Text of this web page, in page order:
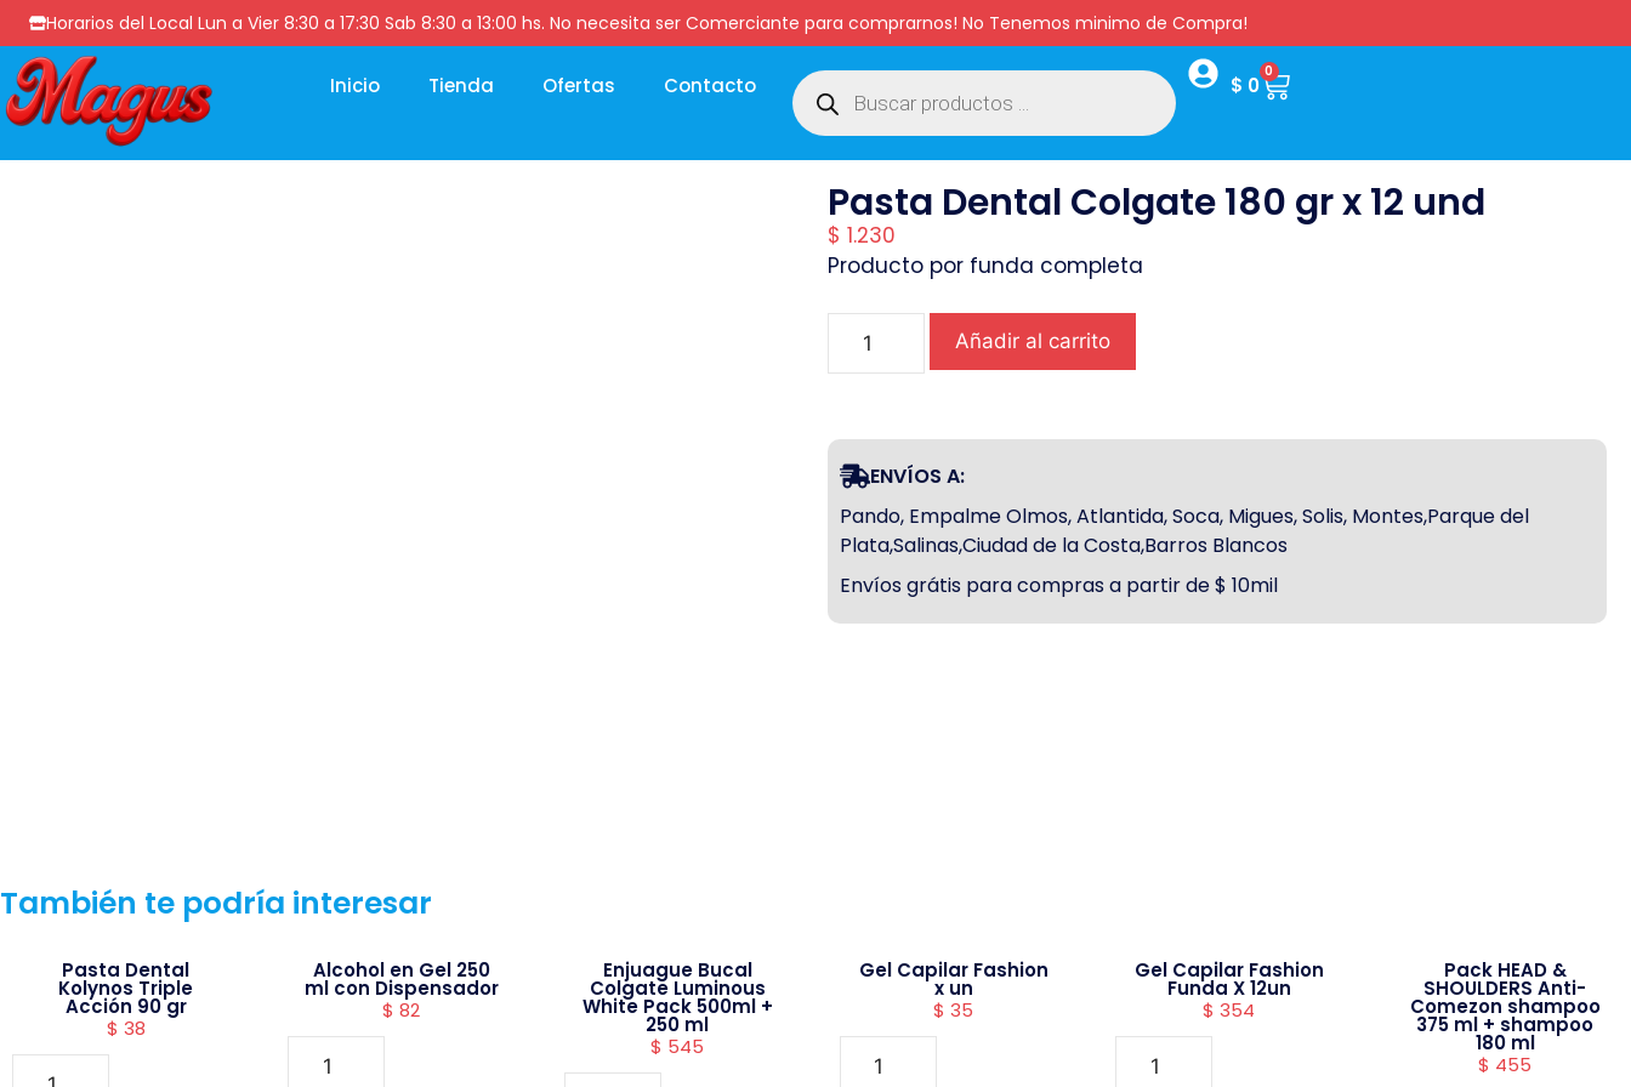
Horarios del Local Lun a Vier 8:30 a 17:30 Sab 8:30 a 13:00 hs. No necesita ser Comerciante para comprarnos! No Tenemos minimo de Compra!
Inicio Tienda Ofertas Contacto $ 0
0
Pasta Dental Colgate 180 gr x 12 und
$ 1.230
Producto por funda completa
Añadir al carrito
ENVÍOS A:
Pando, Empalme Olmos, Atlantida, Soca, Migues, Solis, Montes,Parque del
Plata,Salinas,Ciudad de la Costa,Barros Blancos
Envíos grátis para compras a partir de $ 10mil
También te podría interesar
Pasta Dental
Kolynos Triple
Acción 90 gr
$ 38
Alcohol en Gel 250
ml con Dispensador
$ 82
Enjuague Bucal
Colgate Luminous
White Pack 500ml +
250 ml
$ 545
Gel Capilar Fashion
x un
$ 35
Gel Capilar Fashion
Funda X 12un
$ 354
Pack HEAD &
SHOULDERS Anti-
Comezon shampoo
375 ml + shampoo
180 ml
$ 455